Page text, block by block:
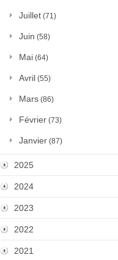
Juillet (71)
Juin (58)
Mai (64)
Avril (55)
Mars (86)
Février (73)
Janvier (87)
2025
2024
2023
2022
2021